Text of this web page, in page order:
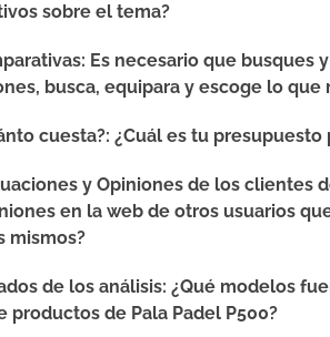
sobre el tema?
: Es necesario que busques
busca, equipara y escoge lo que
cuesta?: ¿Cuál es tu presupuesto
y Opiniones de los clientes
en la web de otros usuarios
mismos?
de los análisis: ¿Qué modelos
productos de Pala Padel P500?